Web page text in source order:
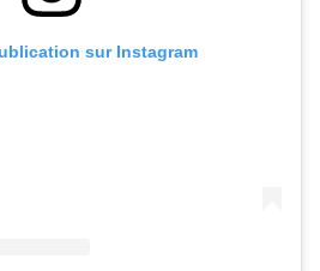
sur Instagram